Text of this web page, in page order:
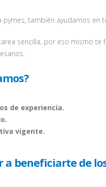
también ayudamos
sencilla, por eso mismo te
de experiencia.
vigente.
a beneficiarte de